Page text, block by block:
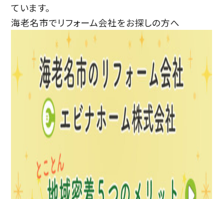
ています。
海老名市でリフォーム会社をお探しの方へ